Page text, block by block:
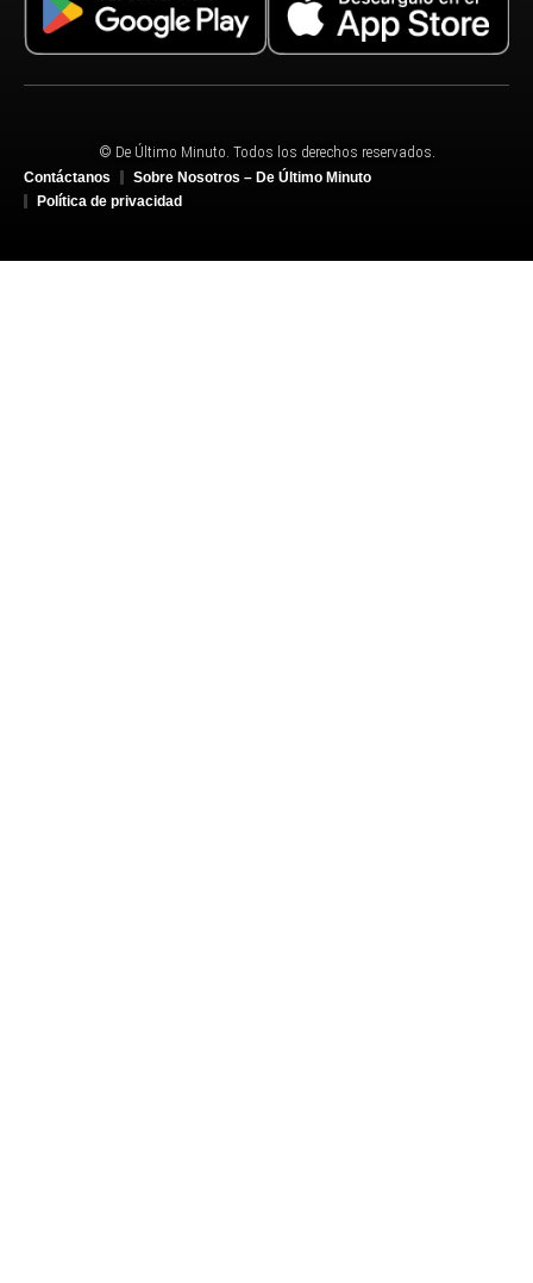
© De Último Minuto. Todos los derechos reservados.
Contáctanos
Sobre Nosotros – De Último Minuto
Política de privacidad